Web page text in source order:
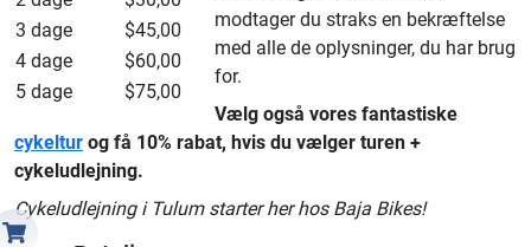
3 dage
$45,00
4 dage
$60,00
5 dage
$75,00
modtager du straks en bekræftelse
med alle de oplysninger, du har brug
for.
Vælg også vores fantastiske
cykeltur og få 10% rabat, hvis du vælger turen +
cykeludlejning.
Cykeludlejning i Tulum starter her hos Baja Bikes!